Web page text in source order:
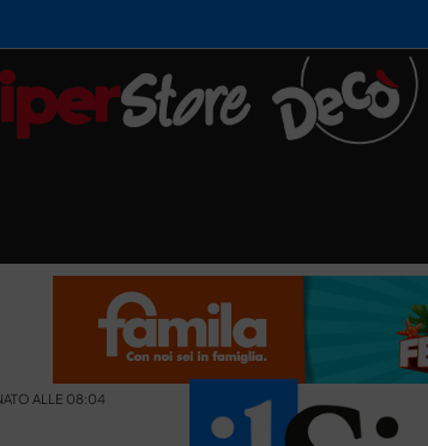
ALLE 08:04